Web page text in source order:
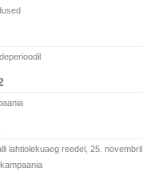
lahtiolekuaeg reedel, 25. novembril